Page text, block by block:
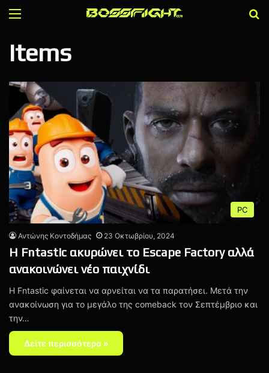
Menu
Items
PC
Αντώνης Κοντοδήμας 23 Οκτωβρίου, 2024
Η Fntastic ακυρώνει το Escape Factory αλλά
ανακοινώνει νέο παιχνίδι
Η Fntastic φαίνεται να αρνείται να τα παρατήσει. Μετά την
ανακοίνωση για το μεγάλο της comeback τον Σεπτέμβριο και
την…
Δείτε περισσότερα »